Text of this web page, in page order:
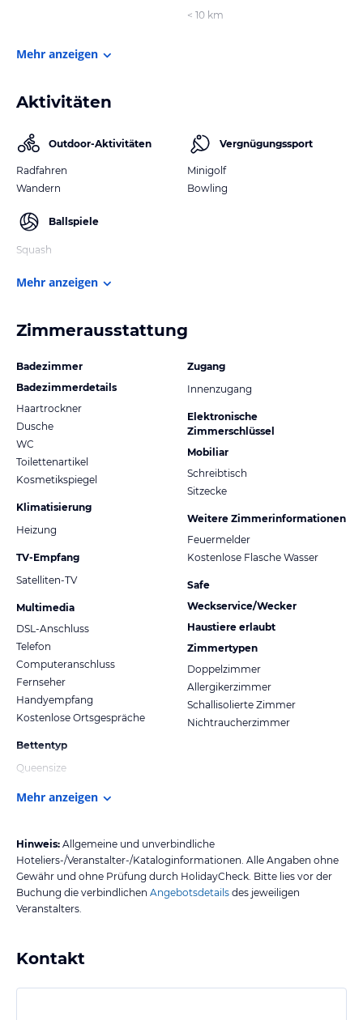
< 10 km
Mehr anzeigen
Aktivitäten
Outdoor-Aktivitäten
Radfahren
Wandern
Ballspiele
Squash
Vergnügungssport
Minigolf
Bowling
Mehr anzeigen
Zimmerausstattung
Badezimmer
Badezimmerdetails
Haartrockner
Dusche
WC
Toilettenartikel
Kosmetikspiegel
Klimatisierung
Heizung
TV-Empfang
Satelliten-TV
Multimedia
DSL-Anschluss
Telefon
Computeranschluss
Fernseher
Handyempfang
Kostenlose Ortsgespräche
Bettentyp
Queensize
Zugang
Innenzugang
Elektronische
Zimmerschlüssel
Mobiliar
Schreibtisch
Sitzecke
Weitere Zimmerinformationen
Feuermelder
Kostenlose Flasche Wasser
Safe
Weckservice/Wecker
Haustiere erlaubt
Zimmertypen
Doppelzimmer
Allergikerzimmer
Schallisolierte Zimmer
Nichtraucherzimmer
Mehr anzeigen
Hinweis: Allgemeine und unverbindliche
Hoteliers-/Veranstalter-/Kataloginformationen. Alle Angaben ohne
Gewähr und ohne Prüfung durch HolidayCheck. Bitte lies vor der
Buchung die verbindlichen Angebotsdetails des jeweiligen
Veranstalters.
Kontakt